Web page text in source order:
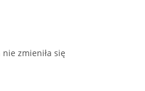
zmieniła się